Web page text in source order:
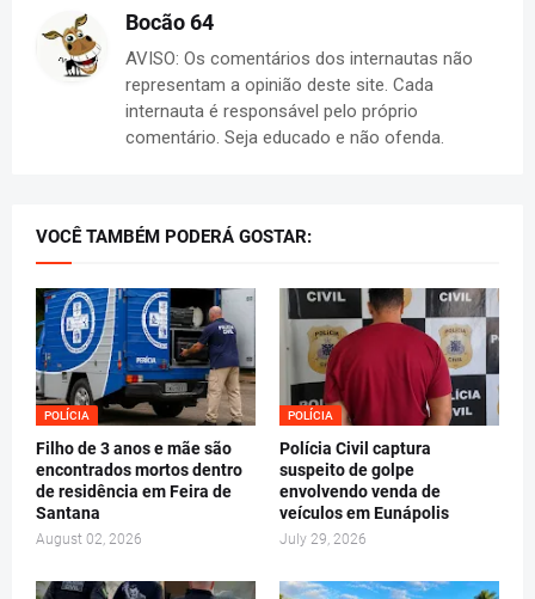
Bocão 64
AVISO: Os comentários dos internautas não
representam a opinião deste site. Cada
internauta é responsável pelo próprio
comentário. Seja educado e não ofenda.
VOCÊ TAMBÉM PODERÁ GOSTAR:
POLÍCIA
Filho de 3 anos e mãe são
encontrados mortos dentro
de residência em Feira de
Santana
August 02, 2026
POLÍCIA
Polícia Civil captura
suspeito de golpe
envolvendo venda de
veículos em Eunápolis
July 29, 2026